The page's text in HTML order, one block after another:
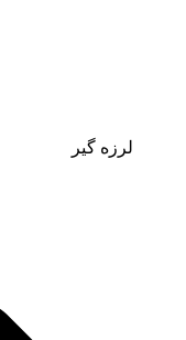
لرزه گیر